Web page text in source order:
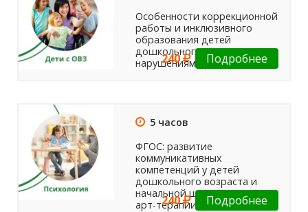
Особенности коррекционной
работы и инклюзивного
образования детей
дошкольного возраста с
нарушениями речи.
240 Подробнее
5 часов
ФГОС: развитие
коммуникативных
компетенций у детей
дошкольного возраста и
начальной школы методом
арт-терапии.
240 Подробнее